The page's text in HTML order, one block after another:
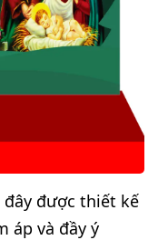
đây được thiết kế
áp và đầy ý